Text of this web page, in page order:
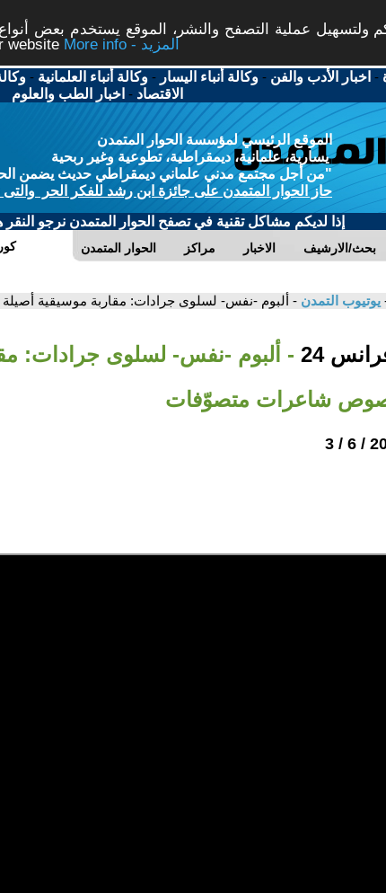
ولتسهيل عملية التصفح والنشر، الموقع يستخدم بعض
website
More info - المزيد
- اخبار الأدب والفن -وكالة أنباء اليسار -وكالة أنباء العلمانية -
الاقتصاد - اخبار الطب والعلوم
الموقع الرئيسي لمؤسسة الحوار المتمدن
يسارية، علمانية، ديمقراطية، تطوعية وغير ربحية
"من أجل مجتمع مدني علماني ديمقراطي حديث يضمن
حاز الحوار المتمدن على جائزة ابن رشد للفكر الحر والتى
إذا لديكم مشاكل تقنية في تصفح الحوار المتمدن نرجو النقر
الحوار المتمدن مراكز الاخبار بحث/الارشيف
يوتيوب التمدن - ألبوم -نفس- لسلوى جرادات: مقاربة موسيقية
24
- ألبوم -نفس- لسلوى جرادات:
شاعرات متصوّفات